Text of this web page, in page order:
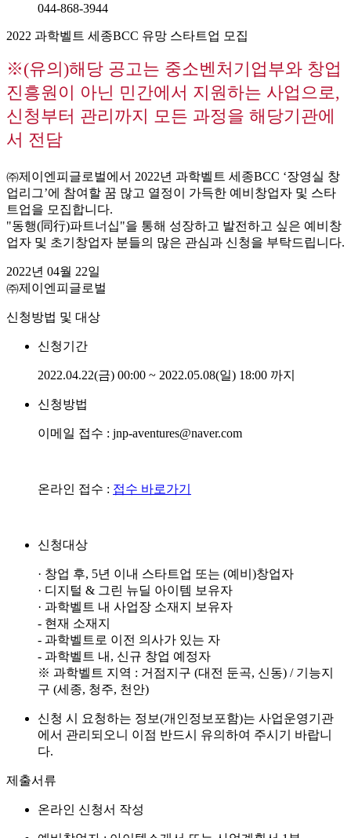
044-868-3944
2022 과학벨트 세종BCC 유망 스타트업 모집
※(유의)해당 공고는 중소벤처기업부와 창업
진흥원이 아닌 민간에서 지원하는 사업으로,
신청부터 관리까지 모든 과정을 해당기관에
서 전담
㈜제이엔피글로벌에서 2022년 과학벨트 세종BCC ‘장영실 창
업리그’에 참여할 꿈 많고 열정이 가득한 예비창업자 및 스타
트업을 모집합니다.
"동행(同行)파트너십"을 통해 성장하고 발전하고 싶은 예비창
업자 및 초기창업자 분들의 많은 관심과 신청을 부탁드립니다.
2022년 04월 22일
㈜제이엔피글로벌
신청방법 및 대상
신청기간
2022.04.22(금) 00:00 ~ 2022.05.08(일) 18:00 까지
신청방법
이메일 접수 : jnp-aventures@naver.com
온라인 접수 : 접수 바로가기
신청대상
· 창업 후, 5년 이내 스타트업 또는 (예비)창업자
· 디지털 & 그린 뉴딜 아이템 보유자
· 과학벨트 내 사업장 소재지 보유자
- 현재 소재지
- 과학벨트로 이전 의사가 있는 자
- 과학벨트 내, 신규 창업 예정자
※ 과학벨트 지역 : 거점지구 (대전 둔곡, 신동) / 기능지
구 (세종, 청주, 천안)
신청 시 요청하는 정보(개인정보포함)는 사업운영기관
에서 관리되오니 이점 반드시 유의하여 주시기 바랍니
다.
제출서류
온라인 신청서 작성